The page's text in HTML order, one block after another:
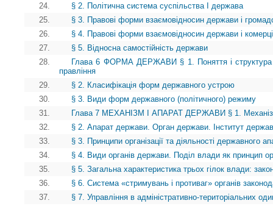
24.
§ 2. Політична система суспільства І держава
25.
§ 3. Правові форми взаємовідносин держави і
26.
§ 4. Правові форми взаємовідносин держави і
27.
§ 5. Відносна самостійність держави
28.
Глава 6 ФОРМА ДЕРЖАВИ § 1. Поняття і
правління
29.
§ 2. Класифікація форм державного устрою
30.
§ 3. Види форм державного (політичного) режиму
31.
Глава 7 МЕХАНІЗМ І АПАРАТ ДЕРЖАВИ § 1.
32.
§ 2. Апарат держави. Орган держави. Інститут
33.
§ 3. Принципи організації та діяльності державного
34.
§ 4. Види органів держави. Поділ влади як принцип
35.
§ 5. Загальна характеристика трьох гілок влади:
36.
§ 6. Система «стримувань і противаг» органів
37.
§ 7. Управління в адміністративно-територіальних